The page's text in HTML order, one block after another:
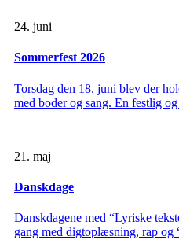
24. juni
Sommerfest 2026
Torsdag den 18. juni blev der
med boder og sang. En festlig
21. maj
Danskdage
Danskdagene med “Lyriske
gang med digtoplæsning, rap og